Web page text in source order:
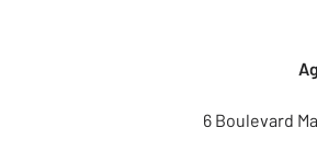
6 Boulevard